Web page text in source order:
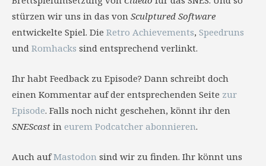
stürzen wir uns in das von Sculptured Software
entwickelte Spiel. Die Retro Achievements, Speedruns
und Romhacks sind entsprechend verlinkt.
Ihr habt Feedback zu Episode? Dann schreibt doch
einen Kommentar auf der entsprechenden Seite zur
Episode. Falls noch nicht geschehen, könnt ihr den
SNEScast in eurem Podcatcher abonnieren.
Auch aufMastodon sind wir zu finden. Ihr könnt uns